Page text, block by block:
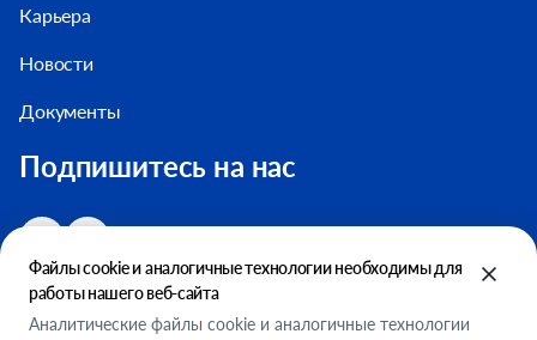
Карьера
Новости
Документы
Подпишитесь на нас
Файлы cookie и аналогичные технологии необходимы для
работы нашего веб-сайта
Аналитические файлы cookie и аналогичные технологии